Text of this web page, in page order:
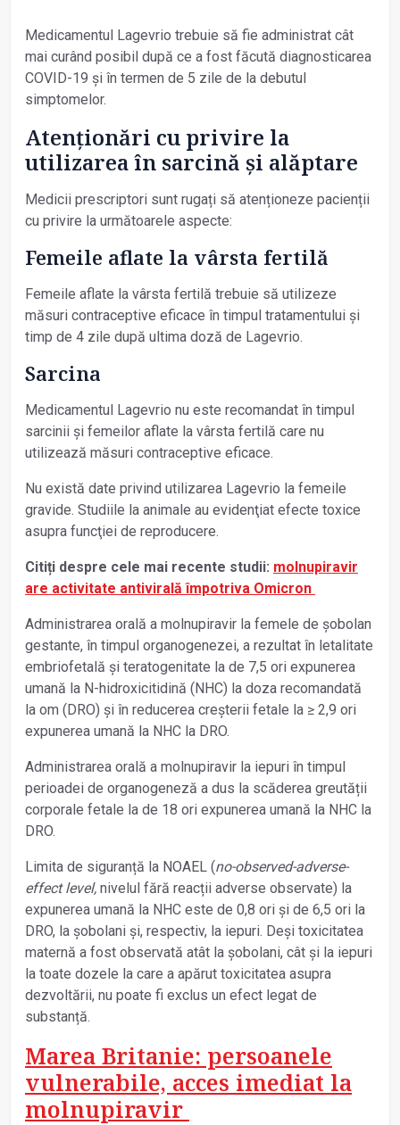
Medicamentul Lagevrio trebuie să fie administrat cât
mai curând posibil după ce a fost făcută diagnosticarea
COVID-19 și în termen de 5 zile de la debutul
simptomelor.
Atenționări cu privire la
utilizarea în sarcină și alăptare
Medicii prescriptori sunt rugați să atenționeze pacienții
cu privire la următoarele aspecte:
Femeile aflate la vârsta fertilă
Femeile aflate la vârsta fertilă trebuie să utilizeze
măsuri contraceptive eficace în timpul tratamentului şi
timp de 4 zile după ultima doză de Lagevrio.
Sarcina
Medicamentul Lagevrio nu este recomandat în timpul
sarcinii și femeilor aflate la vârsta fertilă care nu
utilizează măsuri contraceptive eficace.
Nu există date privind utilizarea Lagevrio la femeile
gravide. Studiile la animale au evidenţiat efecte toxice
asupra funcţiei de reproducere.
Citiți despre cele mai recente studii: molnupiravir
are activitate antivirală împotriva Omicron
Administrarea orală a molnupiravir la femele de șobolan
gestante, în timpul organogenezei, a rezultat în letalitate
embriofetală și teratogenitate la de 7,5 ori expunerea
umană la N-hidroxicitidină (NHC) la doza recomandată
la om (DRO) și în reducerea creșterii fetale la ≥ 2,9 ori
expunerea umană la NHC la DRO.
Administrarea orală a molnupiravir la iepuri în timpul
perioadei de organogeneză a dus la scăderea greutății
corporale fetale la de 18 ori expunerea umană la NHC la
DRO.
Limita de siguranță la NOAEL (no-observed-adverse-
effect level, nivelul fără reacții adverse observate) la
expunerea umană la NHC este de 0,8 ori și de 6,5 ori la
DRO, la șobolani și, respectiv, la iepuri. Deși toxicitatea
maternă a fost observată atât la șobolani, cât și la iepuri
la toate dozele la care a apărut toxicitatea asupra
dezvoltării, nu poate fi exclus un efect legat de
substanță.
Marea Britanie: persoanele
vulnerabile, acces imediat la
molnupiravir